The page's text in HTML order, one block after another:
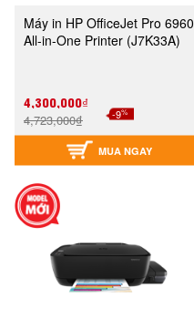
Máy in HP OfficeJet Pro 6960
All-in-One Printer (J7K33A)
4,300,000₫
4,723,000₫ -9%
MUA NGAY